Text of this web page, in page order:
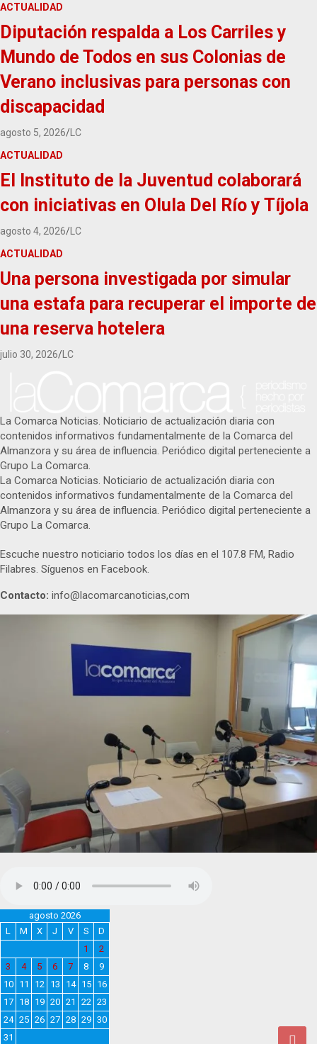
ACTUALIDAD
Diputación respalda a Los Carriles y
Mundo de Todos en sus Colonias de
Verano inclusivas para personas con
discapacidad
agosto 5, 2026 LC
ACTUALIDAD
El Instituto de la Juventud colaborará
con iniciativas en Olula Del Río y Tíjola
agosto 4, 2026 LC
ACTUALIDAD
Una persona investigada por simular
una estafa para recuperar el importe de
una reserva hotelera
julio 30, 2026 LC
La Comarca Noticias. Noticiario de actualización diaria con
contenidos informativos fundamentalmente de la Comarca del
Almanzora y su área de influencia. Periódico digital perteneciente a
Grupo La Comarca.
La Comarca Noticias. Noticiario de actualización diaria con
contenidos informativos fundamentalmente de la Comarca del
Almanzora y su área de influencia. Periódico digital perteneciente a
Grupo La Comarca.
Escuche nuestro noticiario todos los días en el 107.8 FM, Radio
Filabres. Síguenos en Facebook.
Contacto: info@lacomarcanoticias,com
agosto 2026
L
M X J V S
D
1
2
3
4 5 6 7 8
9
10
11 12 13 14 15
16
17
18 19 20 21 22 23
24 25 26 27 28 29 30
31